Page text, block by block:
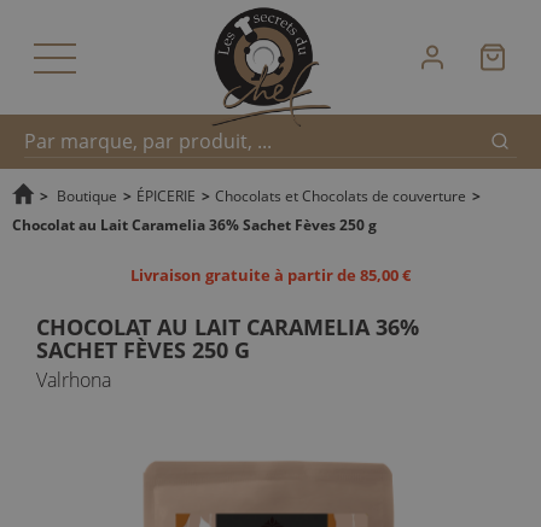
Recherche
> Boutique > ÉPICERIE > Chocolats et Chocolats de couverture >
Chocolat au Lait Caramelia 36% Sachet Fèves 250 g
Livraison gratuite à partir de 85,00 €
CHOCOLAT AU LAIT CARAMELIA 36%
SACHET FÈVES 250 G
Valrhona